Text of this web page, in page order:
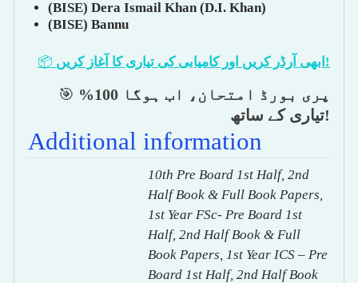
(BISE) Dera Ismail Khan (D.I. Khan)
(BISE) Bannu
📦 ابھی آرڈر کریں اور کامیابی کی تیاری کا آغاز کریں !
🎯 پری بورڈ امتحان، اب ہوگا 100%
تیاری کے ساتھ!
Additional information
10th Pre Board 1st Half, 2nd
Half Book & Full Book Papers,
1st Year FSc- Pre Board 1st
Half, 2nd Half Book & Full
Book Papers, 1st Year ICS – Pre
Board 1st Half, 2nd Half Book